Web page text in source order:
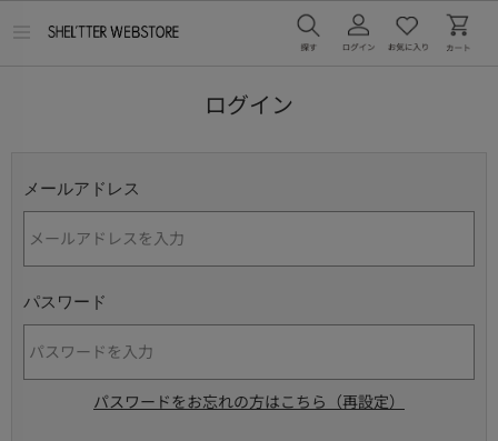
ログイン
メールアドレス
パスワード
パスワードをお忘れの方はこちら（再設定）